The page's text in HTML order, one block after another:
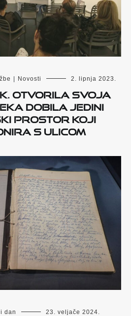
| Novosti 2. lipnja 2023.
otvorila svoja
dobila jedini
prostor koji
s ulicom
dan 23. veljače 2024.